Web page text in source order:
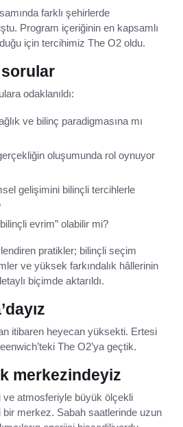
farklı şehirlerde
Program içeriğinin en kapsamlı
için tercihimiz The O2 oldu.
odaklanıldı:
ve bilinç paradigmasına mı
oluşumunda rol oynuyor
gelişimini bilinçli tercihlerle
evrim” olabilir mi?
pratikler; bilinçli seçim
ve yüksek farkındalık hâllerinin
biçimde aktarıldı.
itibaren heyecan yüksekti. Ertesi
The O2’ya geçtik.
merkezindeyiz
atmosferiyle büyük ölçekli
merkez. Sabah saatlerinde uzun